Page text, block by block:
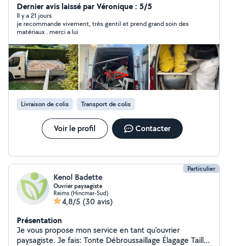
demande.
Dernier avis laissé par Véronique : 5/5
Il y a 21 jours
je recommande vivement, très gentil et prend grand soin des
matériaux . merci a lui
Livraison de colis Transport de colis
Voir le profil Contacter
Particulier
Kenol Badette
Ouvrier paysagiste
Reims (Hincmar-Sud)
4,8/5 (30 avis)
Présentation
Je vous propose mon service en tant qu'ouvrier
paysagiste. Je fais: Tonte Débroussaillage Élagage Taille